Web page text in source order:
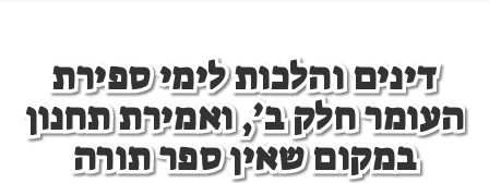
דינים והלכות לימי ספירת
העומר חלק ב’, ואמירת תחנון
במקום שאין ספר תורה